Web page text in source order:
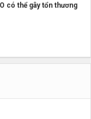
có thể gây tổn thương